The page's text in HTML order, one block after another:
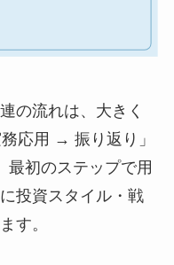
の流れは、大きく
応用 → 振り返り」
最初のステップで用
投資スタイル・戦
す。